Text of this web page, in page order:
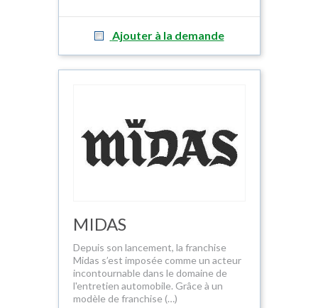
Ajouter à la demande
MIDAS
Depuis son lancement, la franchise
Midas s’est imposée comme un acteur
incontournable dans le domaine de
l'entretien automobile. Grâce à un
modèle de franchise (…)